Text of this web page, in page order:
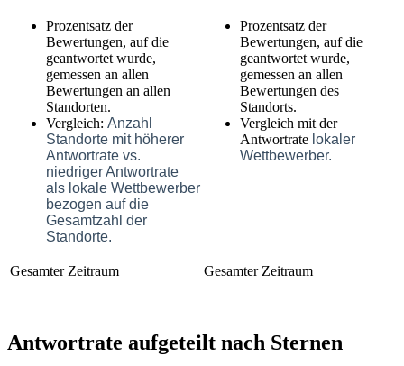
Prozentsatz der
Bewertungen, auf die
geantwortet wurde,
gemessen an allen
Bewertungen an allen
Standorten.
Vergleich: Anzahl
Standorte mit höherer
Antwortrate vs.
niedriger Antwortrate
als lokale Wettbewerber
bezogen auf die
Gesamtzahl der
Standorte.
Prozentsatz der
Bewertungen, auf die
geantwortet wurde,
gemessen an allen
Bewertungen des
Standorts.
Vergleich mit der
Antwortrate lokaler
Wettbewerber.
Gesamter Zeitraum Gesamter Zeitraum
Antwortrate aufgeteilt nach Sternen